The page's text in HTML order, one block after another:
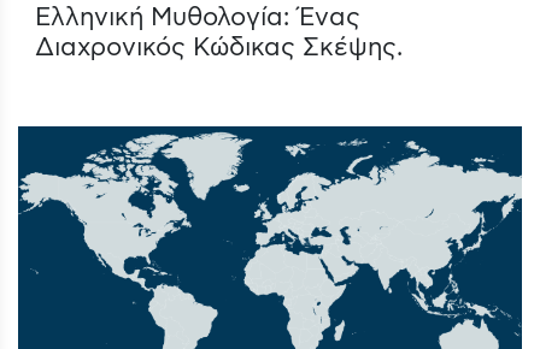
Ελληνική Μυθολογία: Ένας
Διαχρονικός Κώδικας Σκέψης.